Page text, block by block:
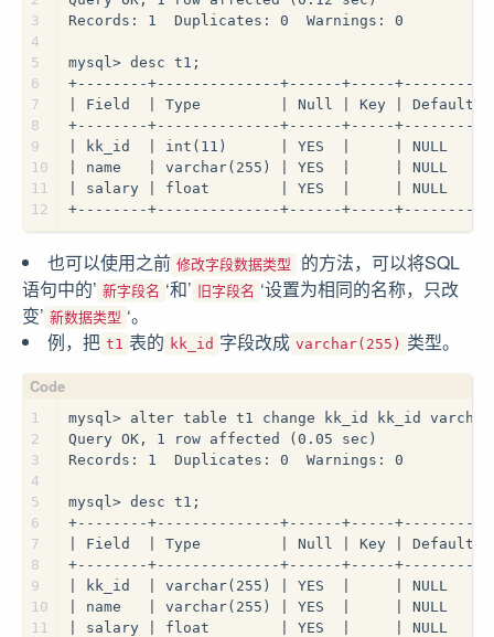
3
4
5
6
7
8
9
10
11
12
Records: 1  Duplicates: 0  Warnings: 0
mysql> desc t1;
+--------+--------------+------+-----+---------
| Field  | Type         | Null | Key | Default |
+--------+--------------+------+-----+---------
| kk_id  | int(11)      | YES  |     | NULL
| name   | varchar(255) | YES  |     | NULL
| salary | float        | YES  |     | NULL
+--------+--------------+------+-----+---------
也可以使用之前 修改字段数据类型
的方法，可以将SQL
语句中的’ 新字段名 ‘和’ 旧字段名 ‘设置为相同的名称，只改
变’ 新数据类型 ‘。
例，把 t1 表的 kk_id 字段改成 varchar(255) 类型。
1
2
3
4
5
6
7
8
9
10
11
mysql> alter table t1 change kk_id kk_id
Query OK, 1 row affected (0.05 sec)
Records: 1  Duplicates: 0  Warnings: 0
mysql> desc t1;
+--------+--------------+------+-----+---------
| Field  | Type         | Null | Key | Default |
+--------+--------------+------+-----+---------
| kk_id  | varchar(255) | YES  |     | NULL
| name   | varchar(255) | YES  |     | NULL
| salary | float        | YES  |     | NULL